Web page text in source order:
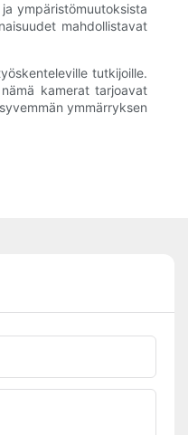
ympäristömuutoksista
mahdollistavat
tutkijoille.
kamerat tarjoavat
ymmärryksen